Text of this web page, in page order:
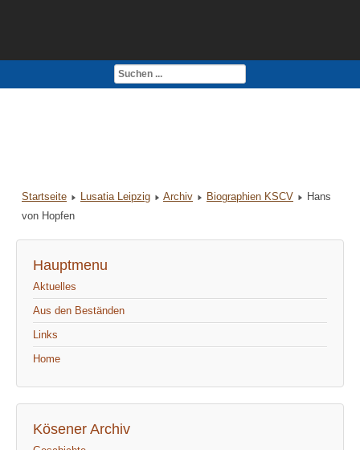
Impressum
Startseite Lusatia Leipzig Archiv Biographien KSCV
Hans
von Hopfen
Hauptmenu
Aktuelles
Aus den Beständen
Links
Home
Kösener Archiv